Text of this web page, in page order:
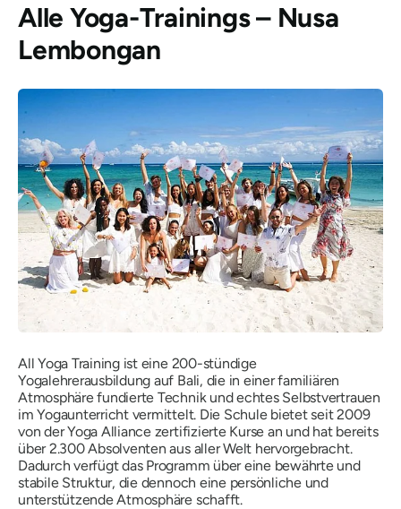
Alle Yoga-Trainings – Nusa
Lembongan
All Yoga Training ist eine 200-stündige
Yogalehrerausbildung auf Bali, die in einer familiären
Atmosphäre fundierte Technik und echtes Selbstvertrauen
im Yogaunterricht vermittelt. Die Schule bietet seit 2009
von der Yoga Alliance zertifizierte Kurse an und hat bereits
über 2.300 Absolventen aus aller Welt hervorgebracht.
Dadurch verfügt das Programm über eine bewährte und
stabile Struktur, die dennoch eine persönliche und
unterstützende Atmosphäre schafft.